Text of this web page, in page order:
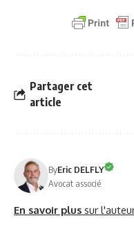
Partager cet
article
ByEric DELFLY
Avocat associé
En savoir plus sur